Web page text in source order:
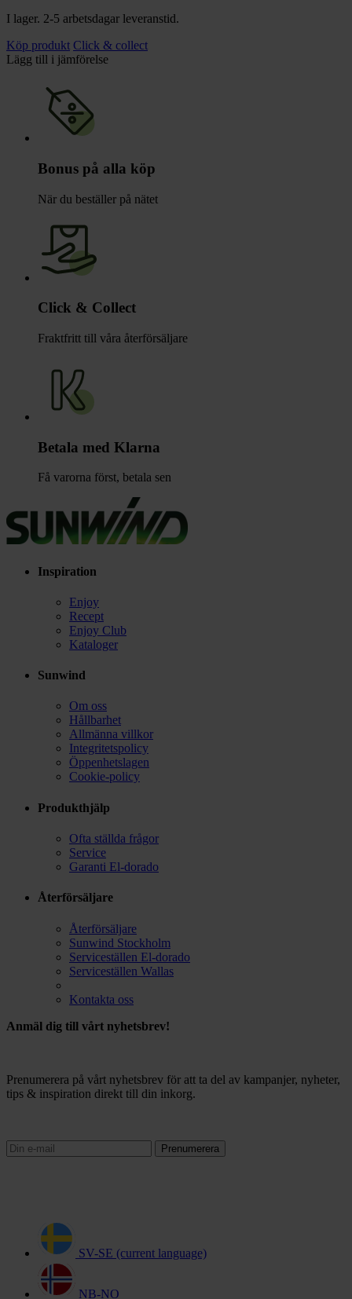
I lager. 2-5 arbetsdagar leveranstid.
Köp produkt Click & collect
Lägg till i jämförelse
Bonus på alla köp
När du beställer på nätet
Click & Collect
Fraktfritt till våra återförsäljare
Betala med Klarna
Få varorna först, betala sen
Inspiration
Enjoy
Recept
Enjoy Club
Kataloger
Sunwind
Om oss
Hållbarhet
Allmänna villkor
Integritetspolicy
Öppenhetslagen
Cookie-policy
Produkthjälp
Ofta ställda frågor
Service
Garanti El-dorado
Återförsäljare
Återförsäljare
Sunwind Stockholm
Serviceställen El-dorado
Serviceställen Wallas
Kontakta oss
Anmäl dig till vårt nyhetsbrev!
Prenumerera på vårt nyhetsbrev för att ta del av kampanjer, nyheter,
tips & inspiration direkt till din inkorg.
Prenumerera
SV-SE (current language)
NB-NO